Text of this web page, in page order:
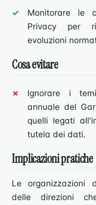
Monitorare le
Privacy per
evoluzioni
Cosa evitare
Ignorare i
annuale del
quelli legati
tutela dei dati.
Implicazioni pratiche
Le organizzazioni
delle direzioni